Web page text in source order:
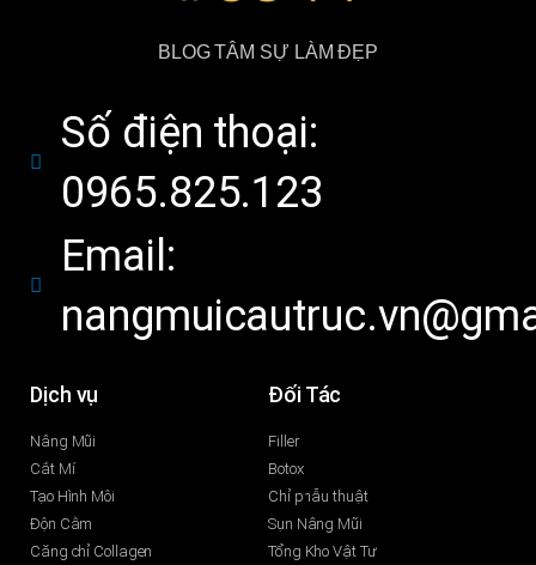
BLOG TÂM SỰ LÀM ĐẸP
Số điện thoại:
0965.825.123
Email:
Dịch vụ
Nâng Mũi
Cắt Mí
Tạo Hình Môi
Độn Cằm
Căng chỉ Collagen
Đối Tác
Filler
Botox
Chỉ phẫu thuật
Sụn Nâng Mũi
Tổng Kho Vật Tư